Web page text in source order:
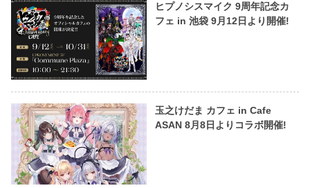
ヒプノシスマイク 9周年記念カ
フェ in 池袋 9月12日より開催!
玉之けだま カフェ in Cafe
ASAN 8月8日よりコラボ開催!